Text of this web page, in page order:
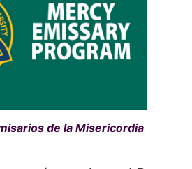
de la Misericordia